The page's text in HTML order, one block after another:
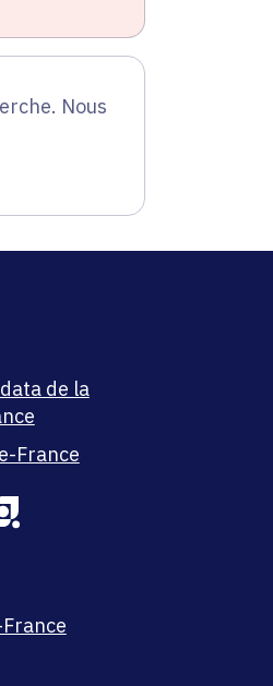
Nous
de la
France